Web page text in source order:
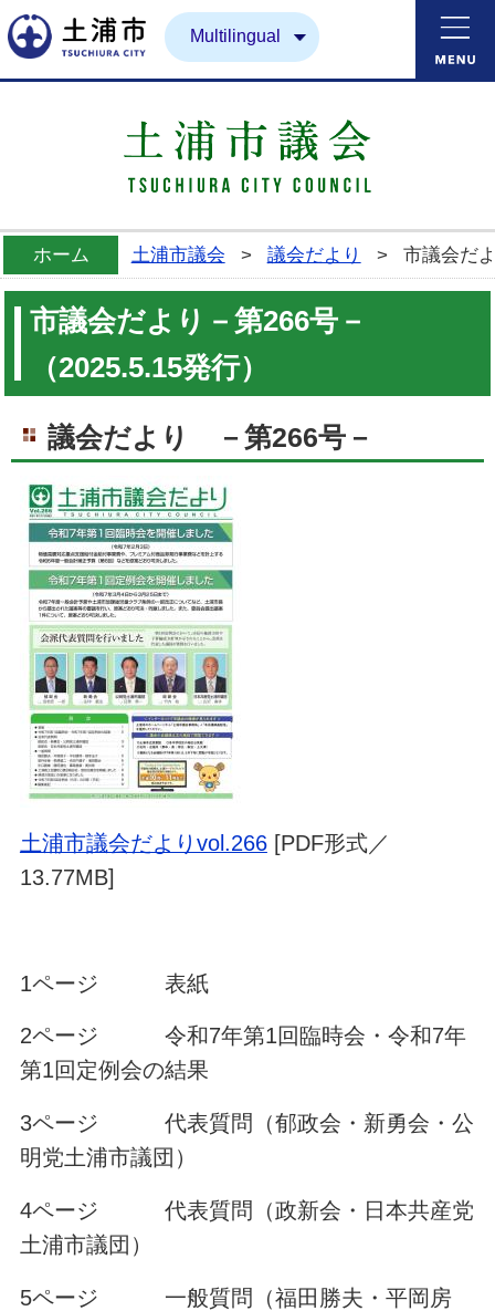
土浦市Multilingual
ホーム 土浦市議会 > 議会だより > 市議会だ
市議会だより－第266号－
（2025.5.15発行）
議会だより －第266号－
土浦市議会だよりvol.266[PDF形式／
13.77MB]
1ページ 表紙
2ページ 令和7年第1回臨時会・令和7年
第1回定例会の結果
3ページ 代表質問（郁政会・新勇会・公
明党土浦市議団）
4ページ 代表質問（政新会・日本共産党
土浦市議団）
5ページ 一般質問（福田勝夫・平岡房